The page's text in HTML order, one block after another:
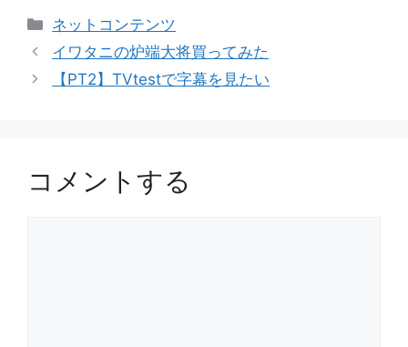
カ
テ
ゴ
リ
ネットコンテンツ
イワタニの炉端大将買ってみた
【PT2】TVtestで字幕を見たい
コメントする